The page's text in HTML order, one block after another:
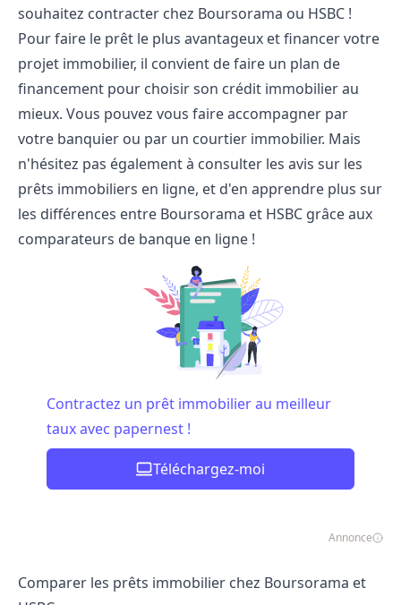
souhaitez contracter chez Boursorama ou HSBC !
Pour faire le prêt le plus avantageux et financer votre
projet immobilier, il convient de faire un plan de
financement pour choisir son crédit immobilier au
mieux. Vous pouvez vous faire accompagner par
votre banquier ou par un courtier immobilier. Mais
n'hésitez pas également à consulter les avis sur les
prêts immobiliers en ligne, et d'en apprendre plus sur
les différences entre Boursorama et HSBC grâce aux
comparateurs de banque en ligne !
Contractez un prêt immobilier au meilleur
taux avec papernest !
Téléchargez-moi
Annonce
Comparer les prêts immobilier chez Boursorama et